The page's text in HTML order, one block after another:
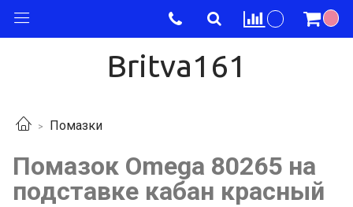
Britva161
Помазки
Помазок Omega 80265 на
подставке кабан красный